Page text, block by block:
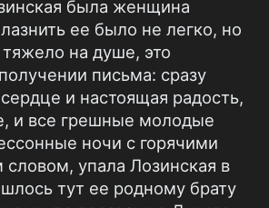
была женщина
ее было не легко, но
на душе, это
письма: сразу
и настоящая радость,
и все грешные молодые
ночи с горячими
упала Лозинская в
тут ее родному брату